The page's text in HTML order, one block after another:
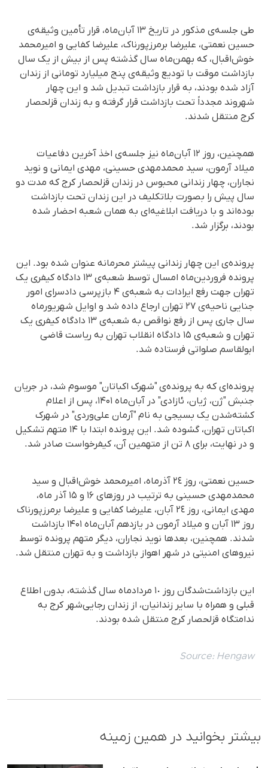
طی جلسه‌ی مذکور در تاریخ ۱۳ آبان‌ماه، قرار تأمین وثیقه‌ی
حسین نعمتی، علیرضا برمرزپورناک، علیرضا کفایی و امیرمحمد
خوش‌اقبال، که بهمن‌ماه سال گذشته پس از بیش از یک سال
بازداشت موقت با تودیع وثیقه‌ی پنج میلیارد تومانی از زندان
آزاد شده بودند، به قرار بازداشت تبدیل شد و این چهار
شهروند مجدداً تحت بازداشت قرار گرفته و به زندان قزلحصار
کرج منتقل شدند.
همچنین، روز ۱۲ آبان‌ماه نیز جلسه‌ی اخذ آخرین دفاعیات
میلاد آرمون، سید محمدمهدی حسینی، مهدی ایمانی و نوید
نجاران، چهار زندانی محبوس در زندان قزلحصار کرج که مدت دو
سال پیش را بصورت بلاتکلیف در این زندان تحت بازداشت
بوده‌اند و با دریافت ابلاغیەای به همان شعبه‌ احضار شده
بودند، برگزار شد.
پرونده‌ی این چهار زندانی پیشتر محرمانه عنوان شده بود. این
پرونده فروردین‌ماه امسال توسط شعبه‌ی ۱۳ دادگاه کیفری یک
تهران جهت رفع ایرادات به شعبه‌ی ۴ بازپرسی دادسرای امور
جنایی ناحیه‌ی ۲۷ تهران ارجاع داده شد و اوایل شهریورماه
سال جاری پس از رفع نواقص به شعبه‌ی ۱۳ دادگاه کیفری یک
تهران و شعبه‌ی ۱۵ دادگاه انقلاب تهران به ریاست قاضی
ابولقاسم صلواتی فرستاده شد.
پرونده‌ای که به پرونده‌ی "شهرک اکباتان" موسوم شد، در جریان
جنبش "ژن، ژیان، ئازادی" در آبان‌ماه ۱۴۰۱، پس از اعلام
کشته‌شدن یک بسیجی به نام "آرمان علی‌وردی" در شهرک
اکباتان تهران، گشوده شد. این پرونده ابتدا با ۱۴ متهم تشکیل
و در نهایت، برای ۸ تن از متهمین آن، کیفرخواست صادر شد.
حسین نعمتی، روز ٢٤ آذرماه، امیرمحمد خوش‌اقبال و سید
محمدمهدی حسینی به ترتیب در روزهای ١۶ و ١۵ آذر ماه،
مهدی ایمانی، روز ٢٤ آبان، علیرضا کفایی و علیرضا برمرزپورناک
روز ١٣ آبان و میلاد آرمون در یازدهم آبان‌ماه ۱۴۰۱ بازداشت
شدند. همچنین، بعدها نوید نجاران، دیگر متهم پرونده توسط
نیروهای امنیتی در شهر اهواز بازداشت و به تهران منتقل شد.
این بازداشت‌شدگان روز ١٠ مردادماه سال گذشته، بدون اطلاع
قبلی و همراه با سایر زندانیان، از زندان رجایی‌شهر کرج به
ندامتگاه قزلحصار کرج منتقل شده بودند.
Source: Hengaw
بیشتر بخوانید در همین زمینه